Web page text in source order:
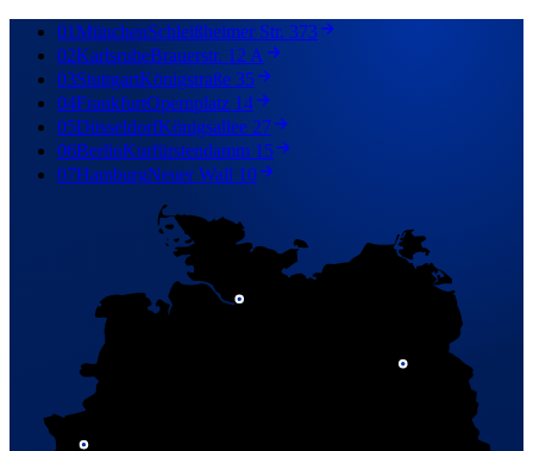
01MünchenSchleißheimer Str. 373
02KarlsruheBrauerstr. 12 A
03StuttgartKönigstraße 35
04FrankfurtOpernplatz 14
05DüsseldorfKönigsallee 27
06BerlinKurfürstendamm 15
07HamburgNeuer Wall 10